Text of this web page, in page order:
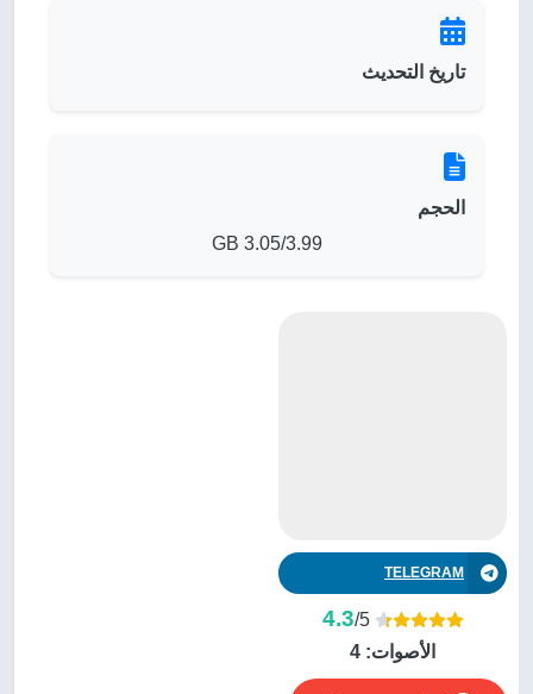
تاريخ التحديث
الحجم
3.05/3.99 GB
TELEGRAM
4.3/5
الأصوات: 4